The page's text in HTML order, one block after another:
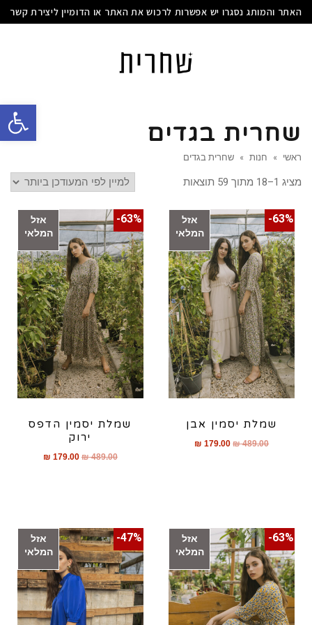
פתח
האתר והמותג נסגרו יש אפשרות לרכוש את האתר או הדומיין ליצירת קשר
שחרית בגדים
ראשי » חנות » שחרית בגדים
מציג 1–18 מתוך 59 תוצאות
אזל
המלאי
63%-
שמלת יסמין אבן
₪489.00
₪ 179.00
אזל
המלאי
63%-
שמלת יסמין הדפס
ירוק
₪489.00
₪ 179.00
אזל
המלאי
63%-
אזל
המלאי
47%-